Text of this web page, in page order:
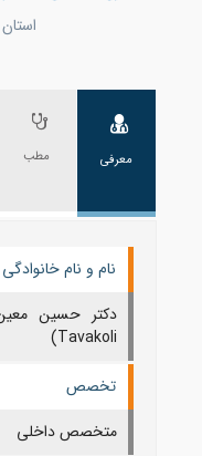
معرفی مطب
نام و نام خانوادگی
Tavakoli)
تخصص
متخصص داخلی